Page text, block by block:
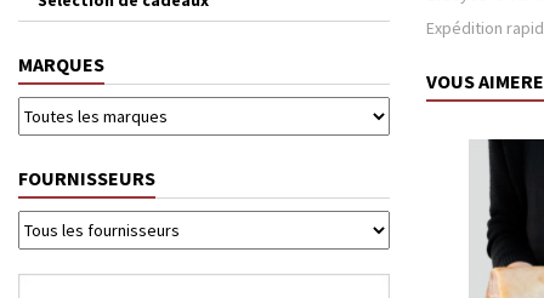
MARQUES
FOURNISSEURS
Expédition
VOUS